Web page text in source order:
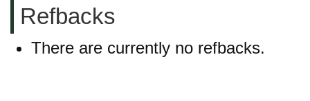
Refbacks
There are currently no refbacks.